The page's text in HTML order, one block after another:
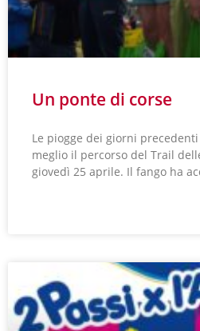
Un ponte di corse
Le piogge dei giorni
meglio il percorso del Trail
giovedì 25 aprile. Il fango ha